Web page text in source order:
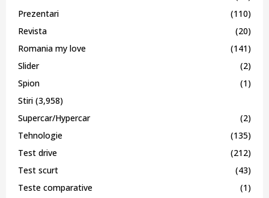
Prezentari
(110)
Revista
(20)
Romania my love
(141)
Slider
(2)
Spion
(1)
Stiri (3,958)
Supercar/Hypercar
(2)
Tehnologie
(135)
Test drive
(212)
Test scurt
(43)
Teste comparative
(1)